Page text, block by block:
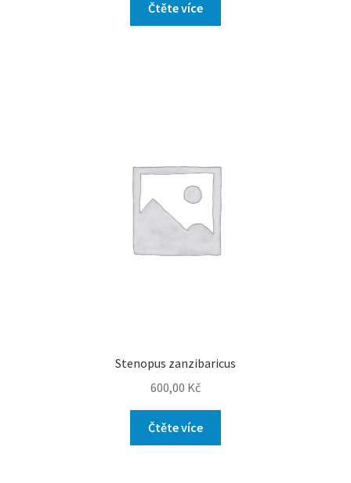
Čtěte více
Stenopus zanzibaricus
600,00 Kč
Čtěte více